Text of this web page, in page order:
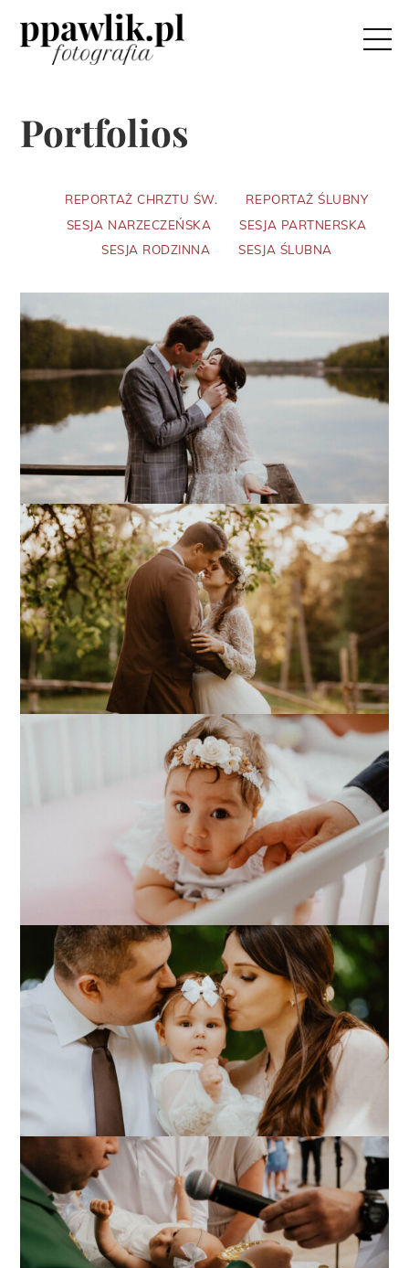
content
Portfolios
REPORTAŻ CHRZTU ŚW.
REPORTAŻ ŚLUBNY
SESJA NARZECZEŃSKA
SESJA PARTNERSKA
SESJA RODZINNA
SESJA ŚLUBNA
Adriana & Piotr
Sylwia & Marceli
Chrzest Św. Anastazji
Chrzest Św. Hani